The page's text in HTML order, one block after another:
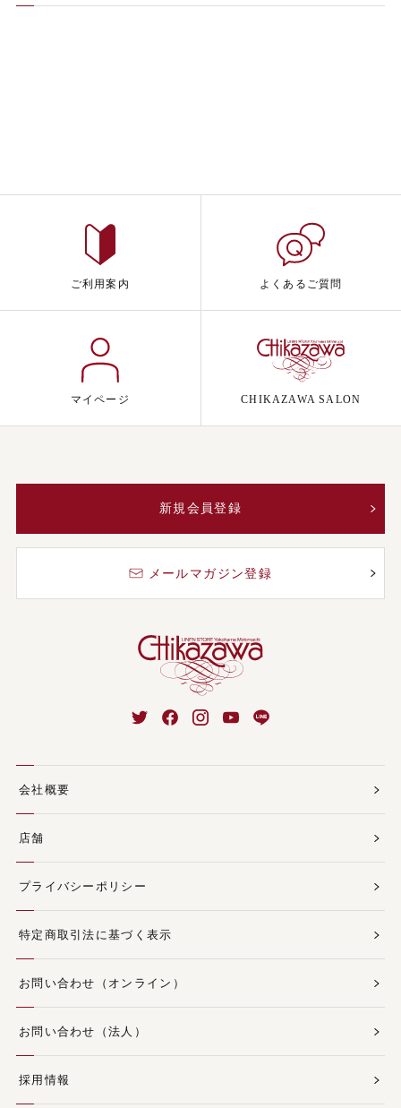
ご利用案内 よくあるご質問
マイページ CHIKAZAWA SALON
新規会員登録
メールマガジン登録
会社概要
店舗
プライバシーポリシー
特定商取引法に基づく表示
お問い合わせ（オンライン）
お問い合わせ（法人）
採用情報